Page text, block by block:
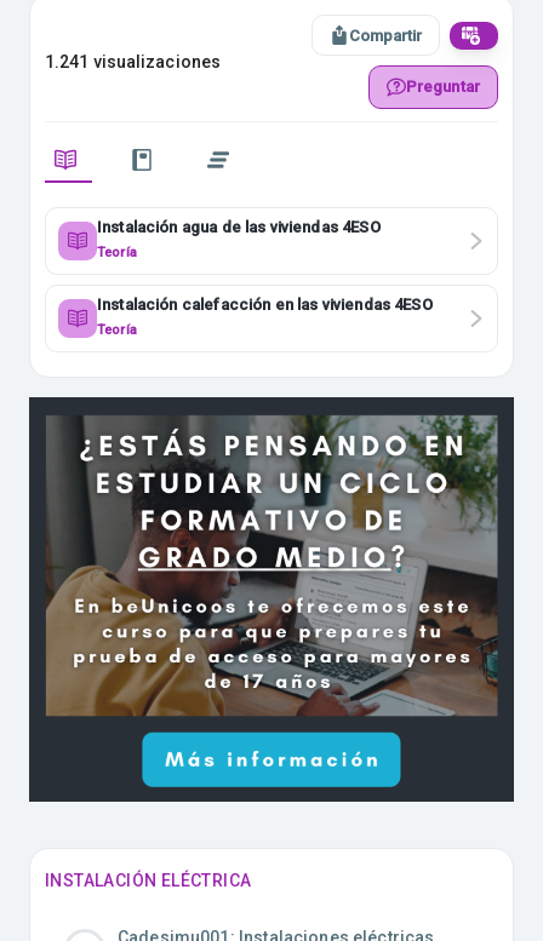
1.241 visualizaciones
Compartir
Preguntar
Instalación agua de las viviendas 4ESO
Teoría
Instalación calefacción en las viviendas 4ESO
Teoría
INSTALACIÓN ELÉCTRICA
Cadesimu001: Instalaciones eléctricas